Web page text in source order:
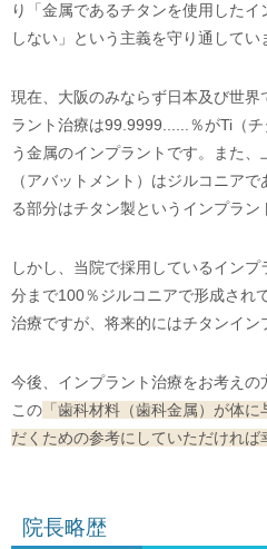
り「金属であるチタンを使用したイ
しない」という主義を守り通してい
現在、大阪のみならず日本及び世
ラント治療は99.9999......％がTi（
う金属のインプラントです。また、
（アバットメント）はジルコニア
る部分はチタン製というインプラン
しかし、当院で採用しているイン
分まで100％ジルコニアで形成され
治療ですが、将来的にはチタンイ
今後、インプラント治療をお考え
この 「歯科材料（歯科金属）が体
だくための参考にしていただければ
院長略歴